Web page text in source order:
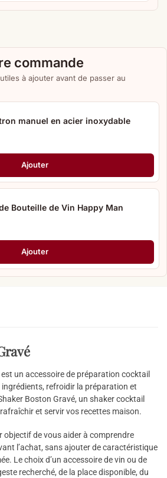
commande
à ajouter avant de passer au
manuel en acier inoxydable
Ajouter
Bouteille de Vin Happy Man
Ajouter
un accessoire de préparation cocktail
ingrédients, refroidir la préparation et
Boston Gravé, un shaker cocktail
et servir vos recettes maison.
objectif de vous aider à comprendre
l’achat, sans ajouter de caractéristique
Le choix d’un accessoire de vin ou de
recherché, de la place disponible, du